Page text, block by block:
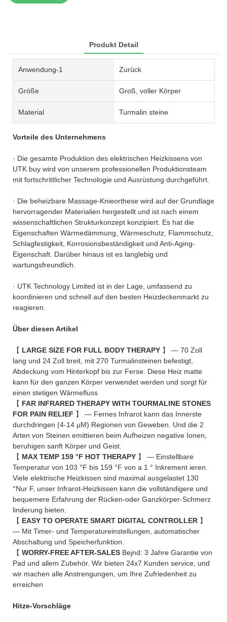
Produkt Detail
Anwendung-1 Zurück
Größe Groß, voller Körper
Material Turmalin steine
Vorteile des Unternehmens
· Die gesamte Produktion des elektrischen Heizkissens von
UTK buy wird von unserem professionellen Produktionsteam
mit fortschrittlicher Technologie und Ausrüstung durchgeführt.
· Die beheizbare Massage-Knieorthese wird auf der Grundlage
hervorragender Materialien hergestellt und ist nach einem
wissenschaftlichen Strukturkonzept konzipiert. Es hat die
Eigenschaften Wärmedämmung, Wärmeschutz, Flammschutz,
Schlagfestigkeit, Korrosionsbeständigkeit und Anti-Aging-
Eigenschaft. Darüber hinaus ist es langlebig und
wartungsfreundlich.
· UTK Technology Limited ist in der Lage, umfassend zu
koordinieren und schnell auf den besten Heizdeckenmarkt zu
reagieren.
Über diesen Artikel
【 LARGE SIZE FOR FULL BODY THERAPY 】 — 70 Zoll
lang und 24 Zoll breit, mit 270 Turmalinsteinen befestigt,
Abdeckung vom Hinterkopf bis zur Ferse. Diese Heiz matte
kann für den ganzen Körper verwendet werden und sorgt für
einen stetigen Wärmefluss
【 FAR INFRARED THERAPY WITH TOURMALINE STONES
FOR PAIN RELIEF 】 — Fernes Infrarot kann das Innerste
durchdringen (4-14 μM) Regionen von Geweben. Und die 2
Arten von Steinen emittieren beim Aufheizen negative Ionen,
beruhigen sanft Körper und Geist.
【 MAX TEMP 159 °F HOT THERAPY 】 — Einstellbare
Temperatur von 103 °F bis 159 °F von a 1 ° Inkrement ieren.
Viele elektrische Heizkissen sind maximal ausgelastet 130
°Nur F, unser Infrarot-Heizkissen kann die vollständigere und
bequemere Erfahrung der Rücken-oder Ganzkörper-Schmerz
linderung bieten.
【 EASY TO OPERATE SMART DIGITAL CONTROLLER 】
— Mit Timer- und Temperatureinstellungen, automatischer
Abschaltung und Speicherfunktion.
【 WORRY-FREE AFTER-SALES Bejnd: 3 Jahre Garantie von
Pad und allem Zubehör. Wir bieten 24x7 Kunden service, und
wir machen alle Anstrengungen, um Ihre Zufriedenheit zu
erreichen
Hitze-Vorschläge